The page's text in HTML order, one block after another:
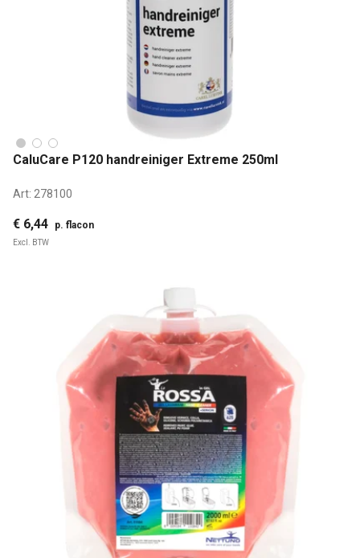
CaluCare P120 handreiniger Extreme 250ml
Art: 278100
€ 6,44 p. flacon
Excl. BTW